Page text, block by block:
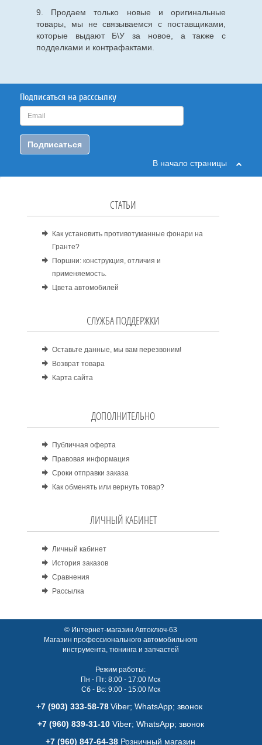
9. Продаем только новые и оригинальные
товары, мы не связываемся с поставщиками,
которые выдают Б\У за новое, а также с
подделками и контрафактами.
Подписаться на расссылку
Подписаться
В начало страницы
СТАТЬИ
Как установить противотуманные фонари на
Гранте?
Поршни: конструкция, отличия и
применяемость.
Цвета автомобилей
СЛУЖБА ПОДДЕРЖКИ
Оставьте данные, мы вам перезвоним!
Возврат товара
Карта сайта
ДОПОЛНИТЕЛЬНО
Публичная оферта
Правовая информация
Сроки отправки заказа
Как обменять или вернуть товар?
ЛИЧНЫЙ КАБИНЕТ
Личный кабинет
История заказов
Сравнения
Рассылка
© Интернет-магазин Автоключ-63
Магазин профессионального автомобильного
инструмента, тюнинга и запчастей
Режим работы:
Пн - Пт: 8:00 - 17:00 Мск
Сб - Вс: 9:00 - 15:00 Мск
+7 (903) 333-58-78 Viber; WhatsАpp; звонок
+7 (960) 839-31-10Viber; WhatsАpp; звонок
+7 (960) 847-64-38 Розничный магазин